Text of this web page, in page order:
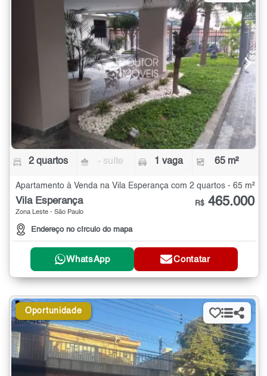
2 quartos - suíte 1 vaga 65 m²
Apartamento à Venda na Vila Esperança com 2 quartos - 65 m²
Vila Esperança
Zona Leste - São Paulo
Endereço no círculo do mapa
R$ 465.000
WhatsApp Contatar
Oportunidade